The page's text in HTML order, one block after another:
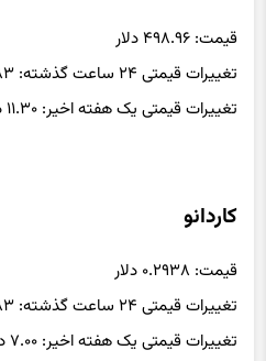
قیمت: ۴۹۸.۹۶ دلار
تغییرات قیمتی ۲۴ ساعت گذشته: ۲.۸۳ درصد افزایش
تغییرات قیمتی یک هفته اخیر: ۱۱.۳۰ درصد کاهش
کاردانو
قیمت: ۰.۲۹۳۸ دلار
تغییرات قیمتی ۲۴ ساعت گذشته: ۰.۸۳ درصد کاهش
تغییرات قیمتی یک هفته اخیر: ۷.۰۰ درصد افزایش